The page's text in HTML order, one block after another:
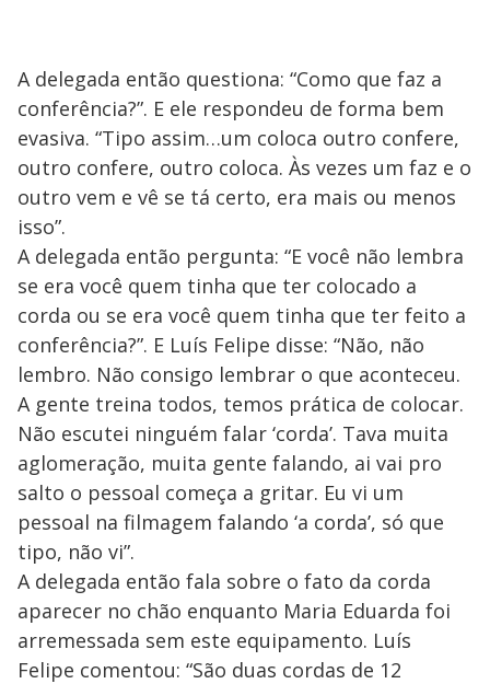
A delegada então questiona: “Como que faz a
conferência?”. E ele respondeu de forma bem
evasiva. “Tipo assim…um coloca outro confere,
outro confere, outro coloca. Às vezes um faz e o
outro vem e vê se tá certo, era mais ou menos
isso”.
A delegada então pergunta: “E você não lembra
se era você quem tinha que ter colocado a
corda ou se era você quem tinha que ter feito a
conferência?”. E Luís Felipe disse: “Não, não
lembro. Não consigo lembrar o que aconteceu.
A gente treina todos, temos prática de colocar.
Não escutei ninguém falar ‘corda’. Tava muita
aglomeração, muita gente falando, ai vai pro
salto o pessoal começa a gritar. Eu vi um
pessoal na filmagem falando ‘a corda’, só que
tipo, não vi”.
A delegada então fala sobre o fato da corda
aparecer no chão enquanto Maria Eduarda foi
arremessada sem este equipamento. Luís
Felipe comentou: “São duas cordas de 12